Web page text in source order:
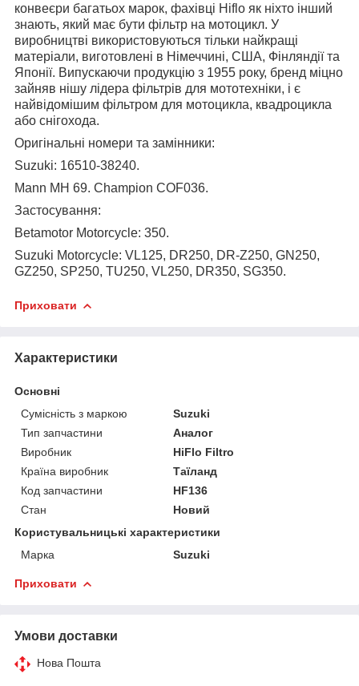
конвеєри багатьох марок, фахівці Hiflo як ніхто інший
знають, який має бути фільтр на мотоцикл. У
виробництві використовуються тільки найкращі
матеріали, виготовлені в Німеччині, США, Фінляндії та
Японії. Випускаючи продукцію з 1955 року, бренд міцно
зайняв нішу лідера фільтрів для мототехніки, і є
найвідомішим фільтром для мотоцикла, квадроцикла
або снігохода.
Оригінальні номери та замінники:
Suzuki: 16510-38240.
Mann MH 69. Champion COF036.
Застосування:
Betamotor Motorcycle: 350.
Suzuki Motorcycle: VL125, DR250, DR-Z250, GN250,
GZ250, SP250, TU250, VL250, DR350, SG350.
Приховати
Характеристики
Основні
Сумісність з маркою
Suzuki
Тип запчастини
Аналог
Виробник
HiFlo Filtro
Країна виробник
Таїланд
Код запчастини
HF136
Стан
Новий
Користувальницькі характеристики
Марка
Suzuki
Приховати
Умови доставки
Нова Пошта